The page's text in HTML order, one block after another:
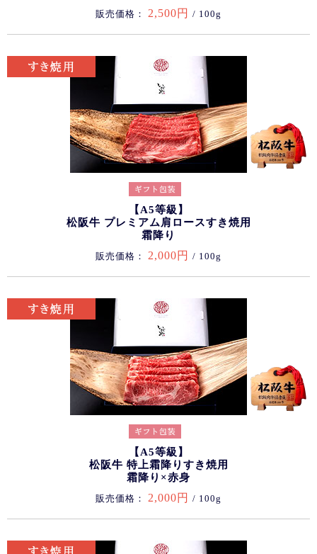
販売価格： 2,500円 / 100g
【A5等級】
松阪牛 プレミアム肩ロースすき焼用
霜降り
販売価格： 2,000円 / 100g
【A5等級】
松阪牛 特上霜降りすき焼用
霜降り×赤身
販売価格： 2,000円 / 100g